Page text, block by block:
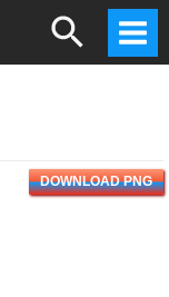
Search
DOWNLOAD PNG